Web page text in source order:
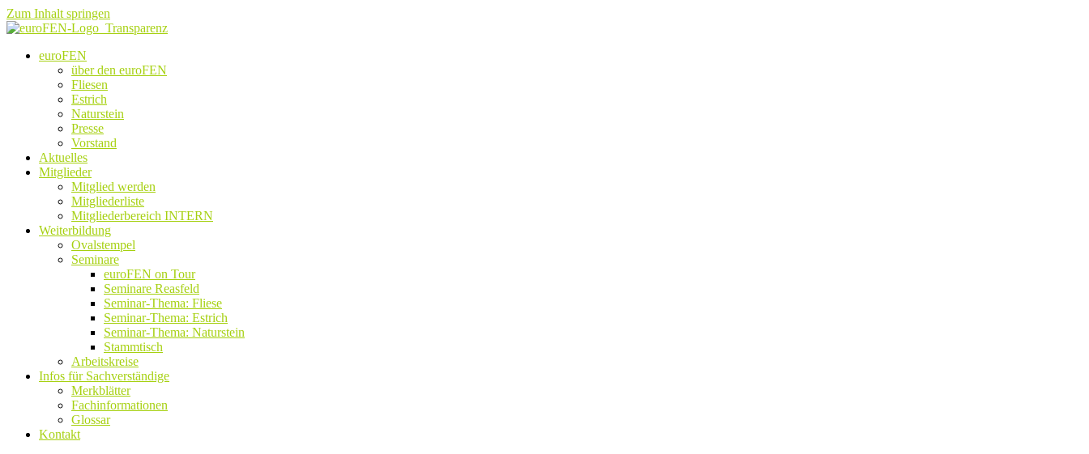
Zum Inhalt springen
euroFEN
über den euroFEN
Fliesen
Estrich
Naturstein
Presse
Vorstand
Aktuelles
Mitglieder
Mitglied werden
Mitgliederliste
Mitgliederbereich INTERN
Weiterbildung
Ovalstempel
Seminare
euroFEN on Tour
Seminare Reasfeld
Seminar-Thema: Fliese
Seminar-Thema: Estrich
Seminar-Thema: Naturstein
Stammtisch
Arbeitskreise
Infos für Sachverständige
Merkblätter
Fachinformationen
Glossar
Kontakt